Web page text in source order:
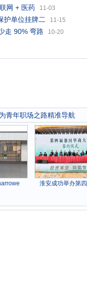
网 + 医药
11-03
护单位挂牌二
11-15
走 90% 弯路 10-20
青年职场之路精准导航
淮安成功举办第